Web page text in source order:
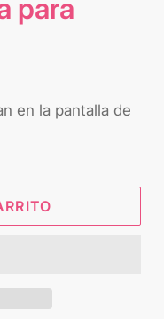
para
en la pantalla de